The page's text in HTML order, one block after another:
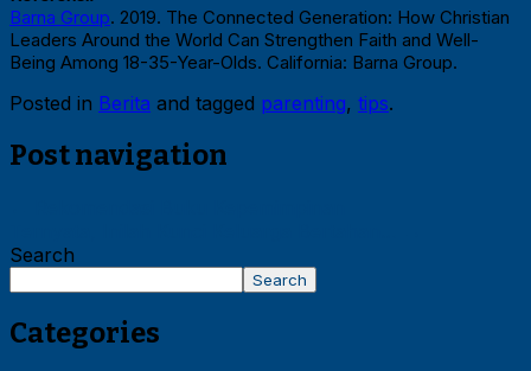
Barna Group. 2019. The Connected Generation: How Christian
Leaders Around the World Can Strengthen Faith and Well-
Being Among 18-35-Year-Olds. California: Barna Group.
Posted in Berita and tagged parenting, tips.
Post navigation
Search
Search
Categories